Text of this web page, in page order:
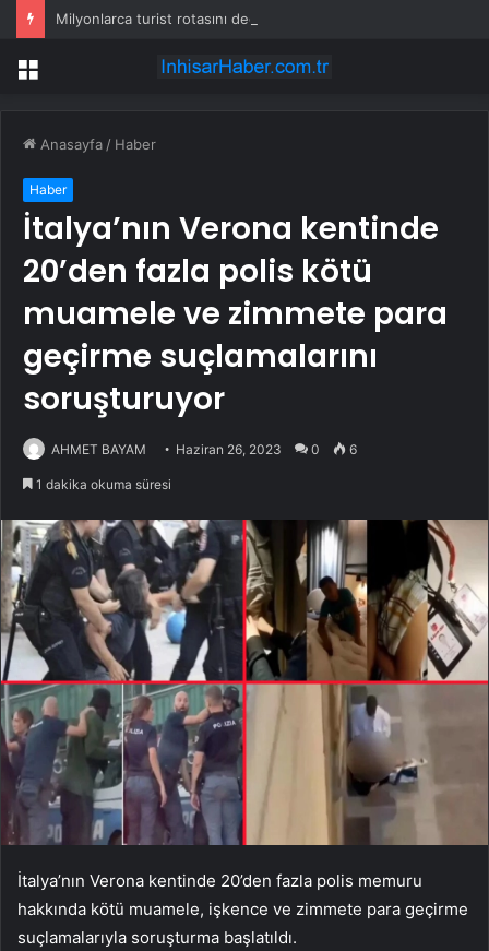
Menü
Anasayfa / Haber
Haber
İtalya’nın Verona kentinde
20’den fazla polis kötü
muamele ve zimmete para
geçirme suçlamalarını
soruşturuyor
AHMET BAYAM Haziran 26, 2023 0 6
1 dakika okuma süresi
İtalya’nın Verona kentinde 20’den fazla polis memuru
hakkında kötü muamele, işkence ve zimmete para geçirme
suçlamalarıyla soruşturma başlatıldı.